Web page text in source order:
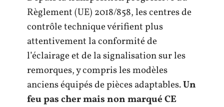
Règlement (UE) 2018/858, les centres de
contrôle technique vérifient plus
attentivement la conformité de
l’éclairage et de la signalisation sur les
remorques, y compris les modèles
anciens équipés de pièces adaptables.Un
feu pas cher mais non marqué CE